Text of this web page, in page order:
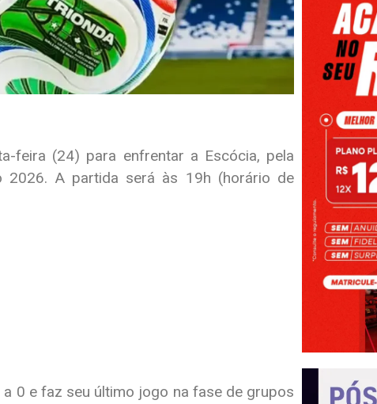
feira (24) para enfrentar a Escócia, pela
A partida será às 19h (horário de
0 e faz seu último jogo na fase de grupos